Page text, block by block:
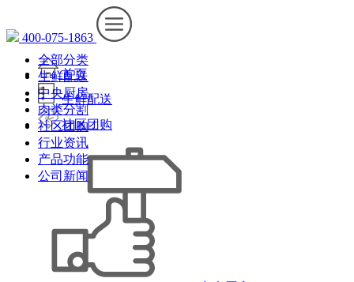
400-075-1863
首页
生鲜配送
社区团购
全部分类
生鲜配送
中央厨房
肉类分割
社区团购
行业资讯
产品功能
公司新闻